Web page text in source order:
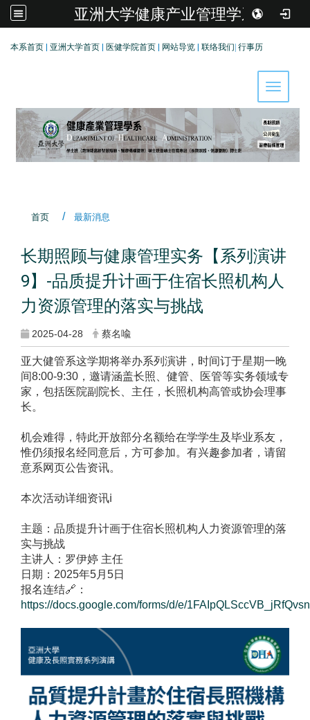
亚洲大学健康产业管理学系
本系首页 亚洲大学首页 医健学院首页 网站导览 联络我们 行事历
Toggle
首页 最新消息
长期照顾与健康管理实务【系列演讲
9】-品质提升计画于住宿长照机构人
力资源管理的落实与挑战
2025-04-28 蔡名喩
亚大健管系这学期将举办系列演讲，时间订于星期一晚
间8:00-9:30，邀请涵盖长照、健管、医管等实务领域专
家，包括医院副院长、主任，长照机构高管或协会理事
长。
机会难得，特此开放部分名额给在学学生及毕业系友，
惟仍须报名经同意后，方可参加。有兴趣参加者，请留
意系网页公告资讯。
本次活动详细资讯ℹ️
主题：品质提升计画于住宿长照机构人力资源管理的落
实与挑战
主讲人：罗伊婷 主任
日期：2025年5月5日
报名连结🔗：
https://docs.google.com/forms/d/e/